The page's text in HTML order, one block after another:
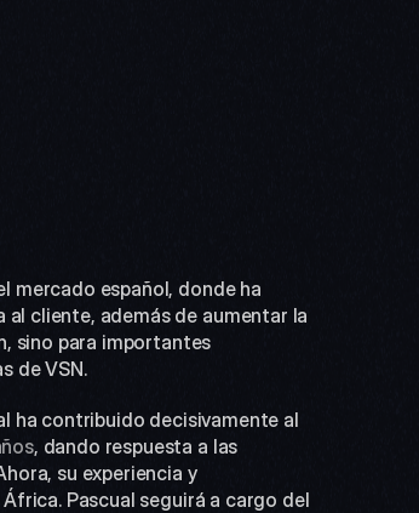
mercado español, donde ha
cliente, además de aumentar la
sino para importantes
de VSN.
, dando respuesta a las
su experiencia y
Pascual seguirá a cargo del